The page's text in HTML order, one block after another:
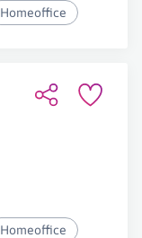
Homeoffice
Homeoffice